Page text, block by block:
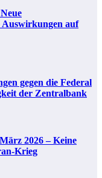
auf
gegen die Federal
der Zentralbank
2026 – Keine
Krieg